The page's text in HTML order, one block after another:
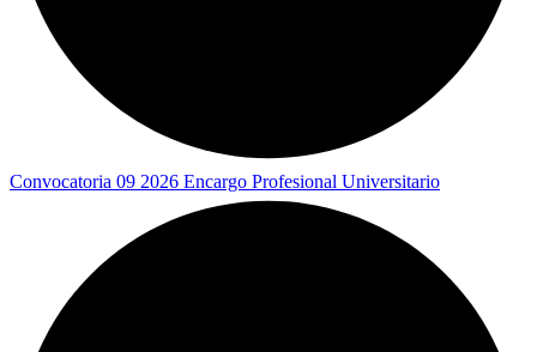
Convocatoria 09 2026 Encargo Profesional Universitario